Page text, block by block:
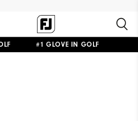
#1 GLOVE IN GOLF